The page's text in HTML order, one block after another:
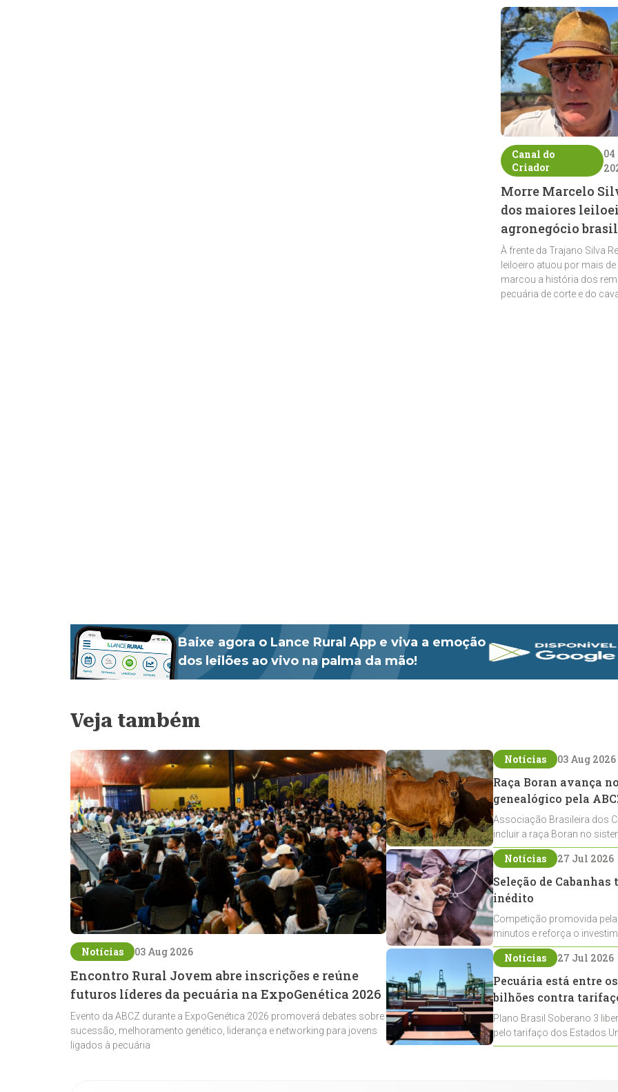
Canal do
Criador
04
Morre Marcelo
dos maiores
agronegócio
À frente da Trajano Silva
leiloeiro atuou por mais
marcou a história dos
pecuária de corte e do
Baixe agora o Lance Rural App e viva a emoção
dos leilões ao vivo na palma da mão!
Veja também
Notícias 03 Aug 2026
Encontro Rural Jovem abre inscrições e reúne
futuros líderes da pecuária na ExpoGenética 2026
Evento da ABCZ durante a ExpoGenética 2026 promoverá debates sobre
sucessão, melhoramento genético, liderança e networking para jovens
ligados à pecuária
Notícias 03 Aug 2026
Raça Boran avança
genealógico pela
Associação Brasileira dos
incluir a raça Boran no
expansão na pecuária
Notícias 27 Jul 2026
Seleção de
inédito
Competição promovida
minutos e reforça o
Crioulos voltados ao laço
Notícias 27 Jul 2026
Pecuária está entre
bilhões contra
Plano Brasil Soberano 3
pelo tarifaço dos Estados
contemplados